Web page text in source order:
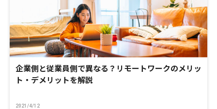
企業側と従業員側で異なる？リモートワークのメリッ
ト・デメリットを解説
2021/4/12